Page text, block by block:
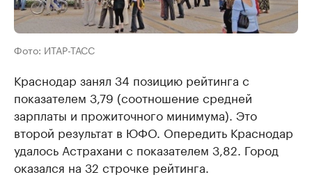
Фото: ИТАР-ТАСС
Краснодар занял 34 позицию рейтинга с
показателем 3,79 (соотношение средней
зарплаты и прожиточного минимума). Это
второй результат в ЮФО. Опередить Краснодар
удалось Астрахани с показателем 3,82. Город
оказался на 32 строчке рейтинга.